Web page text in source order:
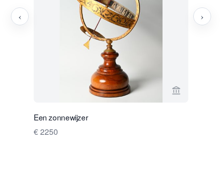
Bekijk
Een zonnewijzer
€ 2250
‹ ›